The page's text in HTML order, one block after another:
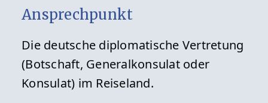
Ansprechpunkt
Die deutsche diplomatische Vertretung
(Botschaft, Generalkonsulat oder
Konsulat) im Reiseland.